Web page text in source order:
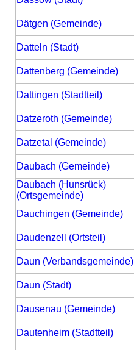
Dätgen (Gemeinde)
Datteln (Stadt)
Dattenberg (Gemeinde)
Dattingen (Stadtteil)
Datzeroth (Gemeinde)
Datzetal (Gemeinde)
Daubach (Gemeinde)
Daubach (Hunsrück)
(Ortsgemeinde)
Dauchingen (Gemeinde)
Daudenzell (Ortsteil)
Daun (Verbandsgemeinde)
Daun (Stadt)
Dausenau (Gemeinde)
Dautenheim (Stadtteil)